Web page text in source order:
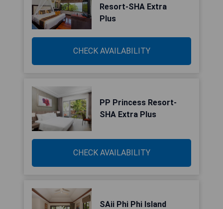
Resort-SHA Extra
Plus
CHECK AVAILABILITY
PP Princess Resort-
SHA Extra Plus
CHECK AVAILABILITY
SAii Phi Phi Island